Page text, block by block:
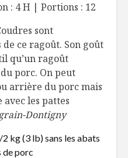
: 4 H | Portions : 12
sont
ce ragoût. Son goût
qu’un ragoût
porc. On peut
arrière du porc mais
les pattes
Dontigny
kg (3 lb) sans les abats
de porc